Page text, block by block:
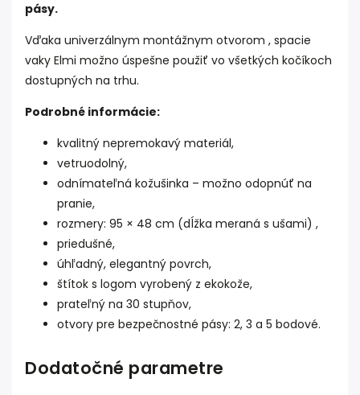
pásy.
Vďaka univerzálnym montážnym otvorom , spacie
vaky Elmi možno úspešne použiť vo všetkých kočíkoch
dostupných na trhu.
Podrobné informácie:
kvalitný nepremokavý materiál,
vetruodolný,
odnímateľná kožušinka – možno odopnúť na
pranie,
rozmery: 95 × 48 cm (dĺžka meraná s ušami) ,
priedušné,
úhľadný, elegantný povrch,
štítok s logom vyrobený z ekokože,
prateľný na 30 stupňov,
otvory pre bezpečnostné pásy: 2, 3 a 5 bodové.
Dodatočné parametre